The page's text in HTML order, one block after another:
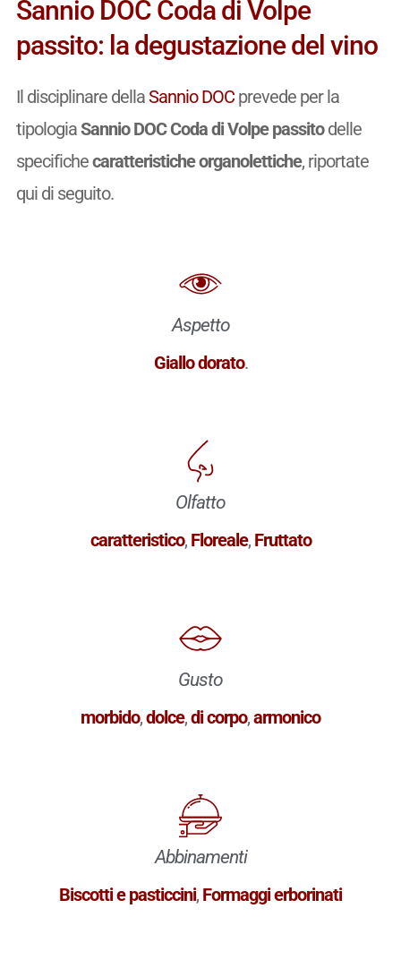
Sannio DOC Coda di Volpe
passito: la degustazione del vino
Il disciplinare dellaSannio DOCprevede per la
tipologiaSannio DOC Coda di Volpe passitodelle
specifichecaratteristiche organolettiche, riportate
qui di seguito.
Aspetto
Giallo dorato.
Olfatto
caratteristico, Floreale, Fruttato
Gusto
morbido,dolce,di corpo,armonico
Abbinamenti
Biscotti e pasticcini, Formaggi erborinati